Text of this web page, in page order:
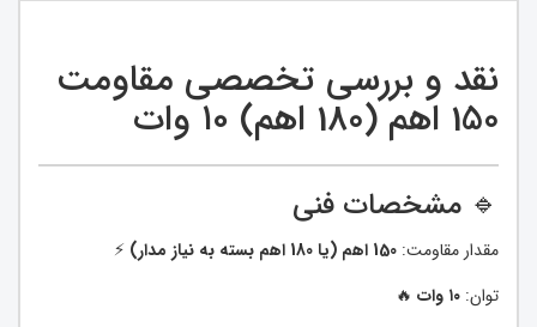
نقد و بررسی تخصصی مقاومت
150 اهم (180 اهم) ۱۰ وات
🔹 مشخصات فنی
مقدار مقاومت: 150 اهم (یا 180 اهم بسته به نیاز مدار)
⚡
توان: ۱۰ وات
🔥